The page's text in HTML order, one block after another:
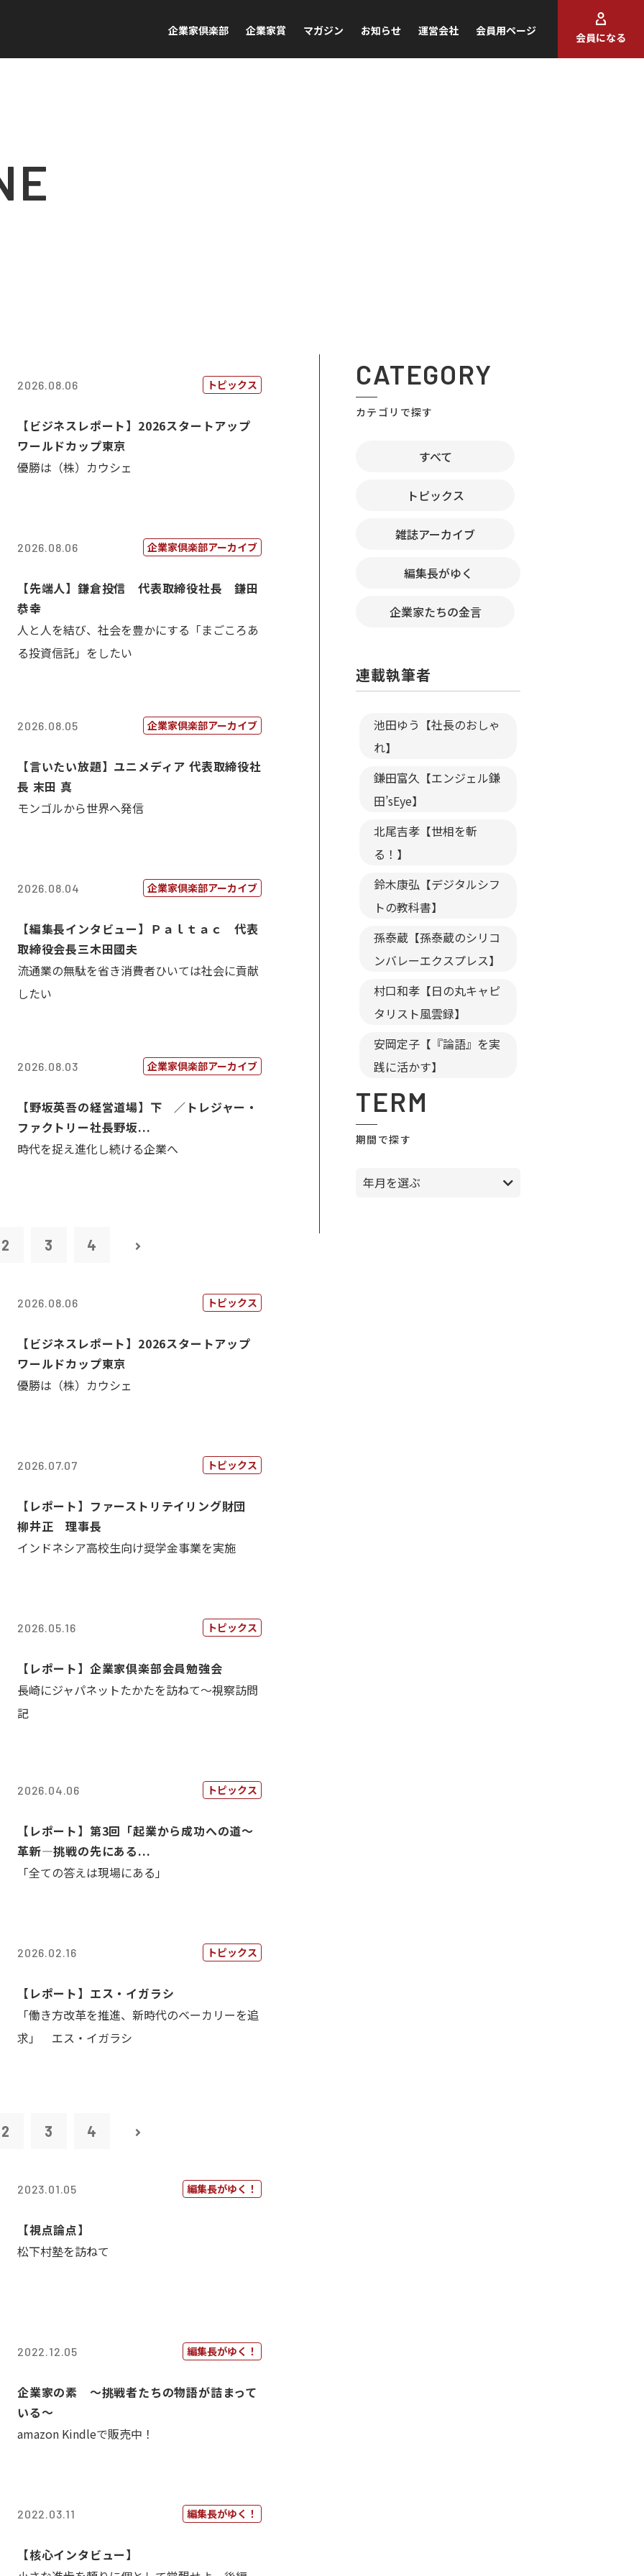
企業家倶楽部 企業家賞 マガジン お知らせ 運営会社 会員用ページ
会員になる
2026.08.06 トピックス
【ビジネスレポート】2026スタートアップ
ワールドカップ東京
優勝は（株）カウシェ
2026.08.06 企業家倶楽部アーカイブ
【先端人】鎌倉投信 代表取締役社長 鎌田
恭幸
人と人を結び、社会を豊かにする「まごころあ
る投資信託」をしたい
2026.08.05 企業家倶楽部アーカイブ
【言いたい放題】ユニメディア 代表取締役社
長 末田 真
モンゴルから世界へ発信
2026.08.04 企業家倶楽部アーカイブ
【編集長インタビュー】Ｐａｌｔａｃ 代表
取締役会長三木田國夫
流通業の無駄を省き消費者ひいては社会に貢献
したい
2026.08.03 企業家倶楽部アーカイブ
【野坂英吾の経営道場】下 ／トレジャー・
ファクトリー社長野坂...
時代を捉え進化し続ける企業へ
2 3 4
2026.08.06 トピックス
【ビジネスレポート】2026スタートアップ
ワールドカップ東京
優勝は（株）カウシェ
2026.07.07 トピックス
【レポート】ファーストリテイリング財団
柳井正 理事長
インドネシア高校生向け奨学金事業を実施
2026.05.16 トピックス
【レポート】企業家倶楽部会員勉強会
長崎にジャパネットたかたを訪ねて～視察訪問
記
2026.04.06 トピックス
【レポート】第3回「起業から成功への道～
革新―挑戦の先にある...
「全ての答えは現場にある」
2026.02.16 トピックス
【レポート】エス・イガラシ
「働き方改革を推進、新時代のベーカリーを追
求」 エス・イガラシ
2 3 4
2023.01.05 編集長がゆく！
【視点論点】
松下村塾を訪ねて
2022.12.05 編集長がゆく！
企業家の素 〜挑戦者たちの物語が詰まって
いる〜
amazon Kindleで販売中！
2022.03.11 編集長がゆく！
【核心インタビュー】
CATEGORY
カテゴリで探す
すべて
トピックス
雑誌アーカイブ
編集長がゆく
企業家たちの金言
連載執筆者
池田ゆう【社長のおしゃ
れ】
鎌田富久【エンジェル鎌
田’sEye】
北尾吉孝【世相を斬
る！】
鈴木康弘【デジタルシフ
トの教科書】
孫泰蔵【孫泰蔵のシリコ
ンバレーエクスプレス】
村口和孝【日の丸キャピ
タリスト風雲録】
安岡定子【『論語』を実
践に活かす】
TERM
期間で探す
年月を選ぶ